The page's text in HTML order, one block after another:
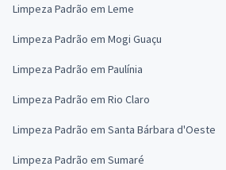
Limpeza Padrão em Leme
Limpeza Padrão em Mogi Guaçu
Limpeza Padrão em Paulínia
Limpeza Padrão em Rio Claro
Limpeza Padrão em Santa Bárbara d'Oeste
Limpeza Padrão em Sumaré